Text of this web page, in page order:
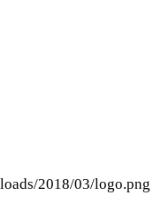
2018/03/logo.png